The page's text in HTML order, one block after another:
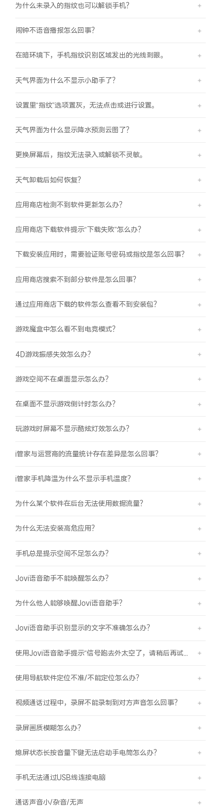
为什么未录入的指纹也可以解锁手机？
闹钟不语音播报怎么回事？
在暗环境下，手机指纹识别区域发出的光线刺眼。
天气界面为什么不显示小助手了？
设置里“指纹”选项置灰，无法点击或进行设置。
天气界面为什么显示降水预测云图了？
更换屏幕后，指纹无法录入或解锁不灵敏。
天气卸载后如何恢复？
应用商店检测不到软件更新怎么办？
应用商店下载软件提示“下载失败”怎么办？
下载安装应用时，需要验证账号密码或指纹是怎么回事？
应用商店搜索不到部分软件是怎么回事？
通过应用商店下载的软件怎么查看不到安装包？
游戏魔盒中怎么看不到电竞模式？
4D游戏振感失效怎么办？
游戏空间不在桌面显示怎么办？
在桌面不显示游戏倒计时怎么办？
玩游戏时屏幕不显示酷炫灯效怎么办？
i管家与运营商的流量统计存在差异是怎么回事？
i管家手机降温为什么不显示手机温度？
为什么某个软件在后台无法使用数据流量？
为什么无法安装高危应用？
手机总是提示空间不足怎么办？
Jovi语音助手不能唤醒怎么办？
为什么他人能够唤醒Jovi语音助手？
Jovi语音助手识别显示的文字不准确怎么办？
使用导航软件定位不准/不能定位怎么办？
视频通话过程中，录屏不能录制到对方声音怎么回事？
录屏画质模糊怎么办？
熄屏状态长按音量下键无法启动手电筒怎么办？
手机无法通过USB线连接电脑
通话声音小/杂音/无声